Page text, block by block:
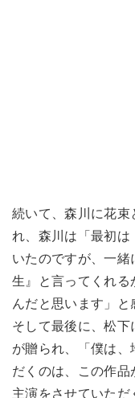
続いて、森川に花束
れ、森川は「最初は
いたのですが、一
生』と言ってくれる
んだと思います」と
そして最後に、松下
が贈られ、「僕は、
だくのは、この作品
主演をさせていただ